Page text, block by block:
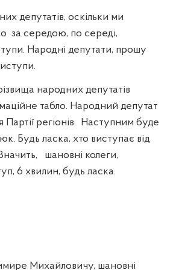
депутатів, оскільки ми
за середою, по середі,
Народні депутати, прошу
народних депутатів
табло. Народний депутат
регіонів.
Наступним буде
Будь ласка, хто виступає від
шановні колеги,
6 хвилин, будь ласка.
Михайловичу, шановні